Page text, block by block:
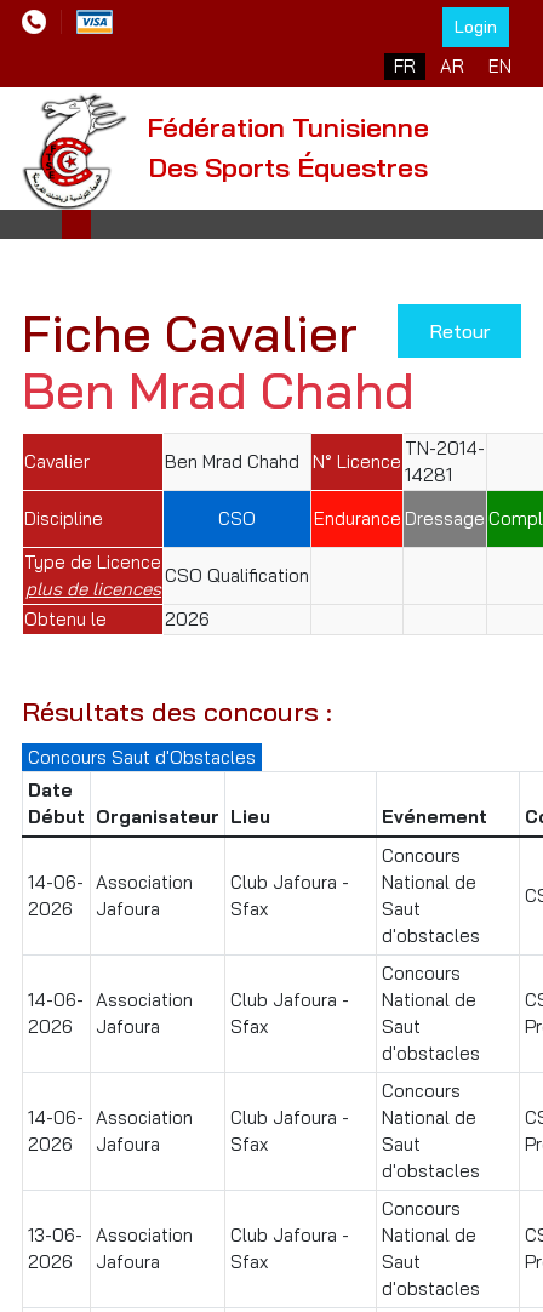
Login
Sélectionnez votre
FR AR EN
Fédération Tunisienne
Des Sports Équestres
Retour
Fiche Cavalier
Ben Mrad Chahd
Cavalier Ben Mrad Chahd N° Licence
TN-2014-
14281
Discipline
CSO Endurance Dressage
Type de Licence
plus de licences
CSO Qualification
Obtenu le
2026
Résultats des concours :
Concours Saut d'Obstacles
Date
Début Organisateur Lieu Evénement
14-06-
2026
Association
Jafoura
Club Jafoura -
Sfax
Concours
National de
Saut
d'obstacles
14-06-
2026
Association
Jafoura
Club Jafoura -
Sfax
Concours
National de
Saut
d'obstacles
14-06-
2026
Association
Jafoura
Club Jafoura -
Sfax
Concours
National de
Saut
d'obstacles
13-06-
2026
Association
Jafoura
Club Jafoura -
Sfax
Concours
National de
Saut
d'obstacles